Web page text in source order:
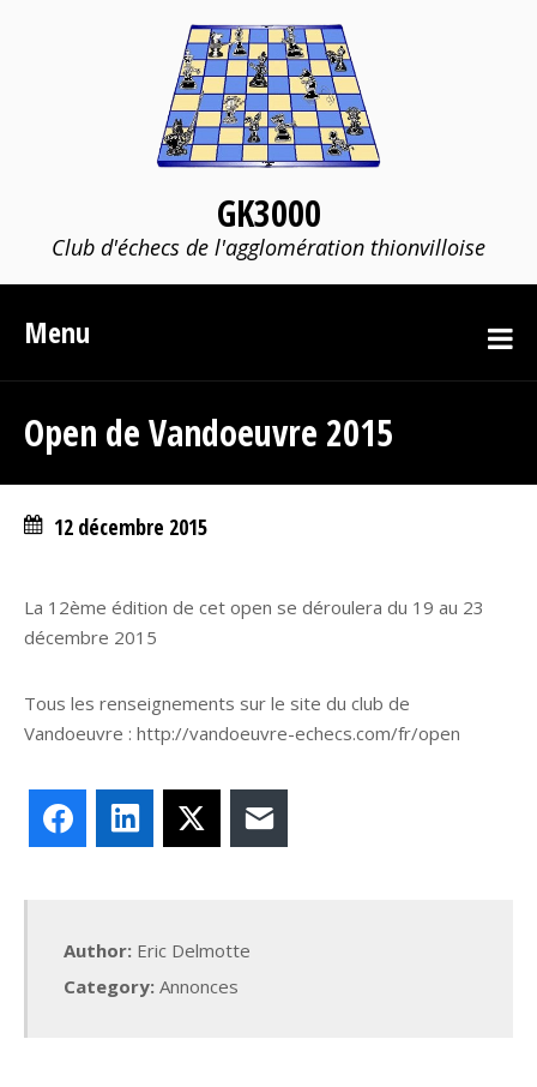
GK3000
Club d'échecs de l'agglomération thionvilloise
Menu
Open de Vandoeuvre 2015
12 décembre 2015
La 12ème édition de cet open se déroulera du 19 au 23
décembre 2015
Tous les renseignements sur le site du club de
Vandoeuvre : http://vandoeuvre-echecs.com/fr/open
FacebookLinkedIn
Author: Eric Delmotte
Category: Annonces